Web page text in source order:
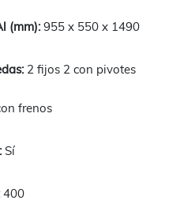
955 x 550 x 1490
2 fijos 2 con pivotes
frenos
Sí
400